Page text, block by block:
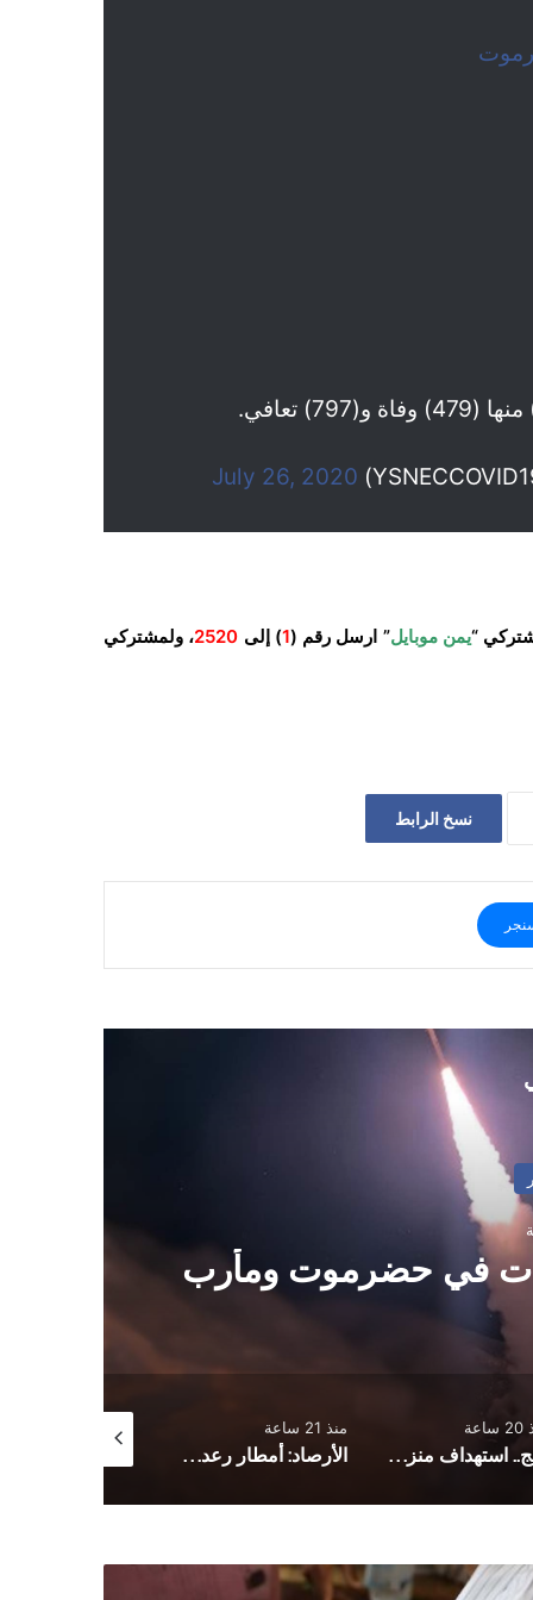
July 26, 2020
“يمن موبايل” ارسل رقم (1) إلى 2520، ولمشتركي
نسخ الرابط
في حضرموت ومأرب
لحج.. استهداف منزل برلماني بقنبلة هجومية
منذ 21 ساعة
الأرصاد: أمطار رعدية مصحوبة بحبات البرد ورياح هابطة
منذ يوم واحد